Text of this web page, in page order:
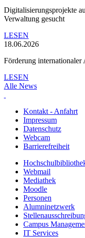
Digitalisierungsprojekte
Verwaltung gesucht
LESEN
18.06.2026
Förderung internationaler
LESEN
Alle News
Kontakt - Anfahrt
Impressum
Datenschutz
Webcam
Barrierefreiheit
Webmail
Mediathek
Moodle
Personen
Alumninetzwerk
Campus
IT Services